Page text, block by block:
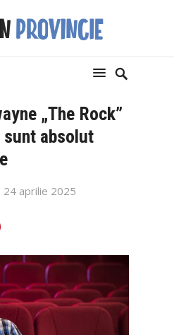
„The Rock”
sunt absolut
aprilie 2025